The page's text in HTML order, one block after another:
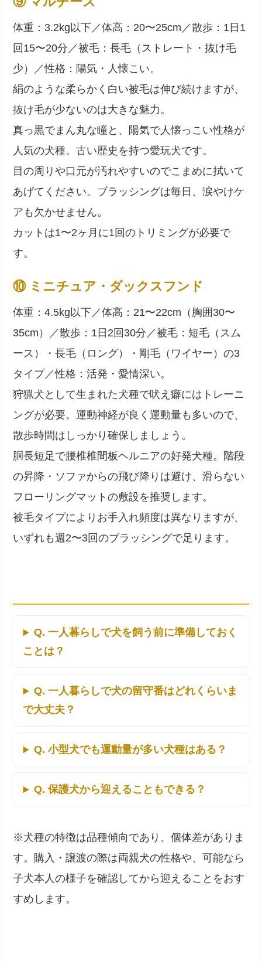
体重：3.2kg以下／体高：20〜25cm／散歩：1日1
回15〜20分／被毛：長毛（ストレート・抜け毛
少）／性格：陽気・人懐こい。
絹のような柔らかく白い被毛は伸び続けますが、
抜け毛が少ないのは大きな魅力。
真っ黒でまん丸な瞳と、陽気で人懐っこい性格が
人気の犬種。古い歴史を持つ愛玩犬です。
目の周りや口元が汚れやすいのでこまめに拭いて
あげてください。ブラッシングは毎日、涙やけケ
アも欠かせません。
カットは1〜2ヶ月に1回のトリミングが必要で
す。
⑩ ミニチュア・ダックスフンド
体重：4.5kg以下／体高：21〜22cm（胸囲30〜
35cm）／散歩：1日2回30分／被毛：短毛（スム
ース）・長毛（ロング）・剛毛（ワイヤー）の3
タイプ／性格：活発・愛情深い。
狩猟犬として生まれた犬種で吠え癖にはトレーニ
ングが必要。運動神経が良く運動量も多いので、
散歩時間はしっかり確保しましょう。
胴長短足で腰椎椎間板ヘルニアの好発犬種。階段
の昇降・ソファからの飛び降りは避け、滑らない
フローリングマットの敷設を推奨します。
被毛タイプによりお手入れ頻度は異なりますが、
いずれも週2〜3回のブラッシングで足ります。
Q. 一人暮らしで犬を飼う前に準備しておく
ことは？
Q. 一人暮らしで犬の留守番はどれくらいま
で大丈夫？
Q. 小型犬でも運動量が多い犬種はある？
Q. 保護犬から迎えることもできる？
※犬種の特徴は品種傾向であり、個体差がありま
す。購入・譲渡の際は両親犬の性格や、可能なら
子犬本人の様子を確認してから迎えることをおす
すめします。